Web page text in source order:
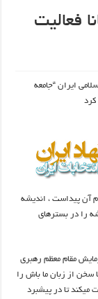
فعالیت
اسلامی ایران “جامعه
کرد
آن پیداست ، اندیشه
را در بسترهای
مقام معظم رهبری
از زبان ما باش را
میکند تا در پیشبرد